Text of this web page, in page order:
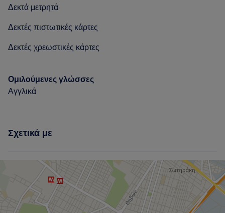
Professional
Δεκτά μετρητά
Δεκτές πιστωτικές κάρτες
Δεκτές χρεωστικές κάρτες
Ομιλούμενες γλώσσες
Αγγλικά
Σχετικά με